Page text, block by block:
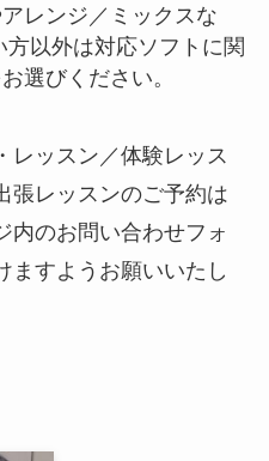
レンジ／ミックスな
方以外は対応ソフトに関
選びください。
レッスン／体験レッス
張レッスンのご予約は
内のお問い合わせフォ
ますようお願いいたし